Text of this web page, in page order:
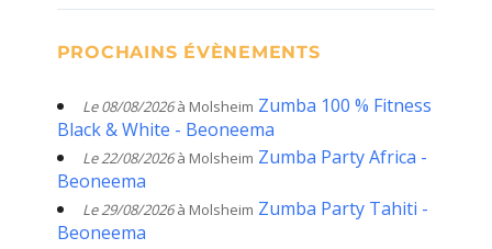
PROCHAINS ÉVÈNEMENTS
Le 08/08/2026à Molsheim Zumba 100 % Fitness
Black & White - Beoneema
Le 22/08/2026à Molsheim Zumba Party Africa -
Beoneema
Le 29/08/2026à Molsheim Zumba Party Tahiti -
Beoneema